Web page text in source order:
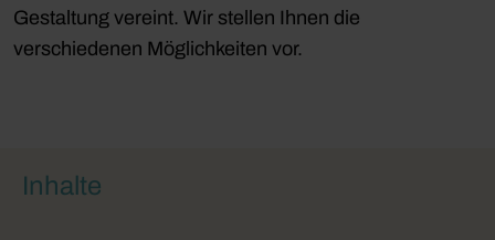
Gestaltung vereint. Wir stellen Ihnen die
verschiedenen Möglichkeiten vor.
Inhalte